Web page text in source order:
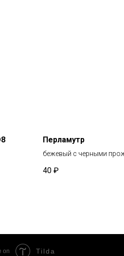
Перламутр
бежевый с черными
40 ₽
on Tilda